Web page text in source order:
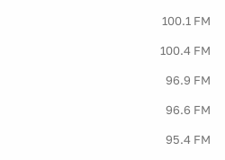
100.1 FM
100.4 FM
96.9 FM
96.6 FM
95.4 FM